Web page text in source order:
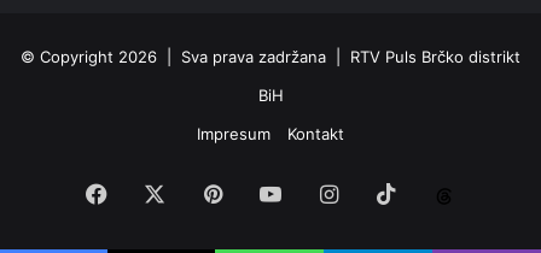
© Copyright 2026 | Sva prava zadržana | RTV Puls Brčko distrikt
BiH
Impresum
Kontakt
Facebook PinterestYouTubeInstagram
TikTok